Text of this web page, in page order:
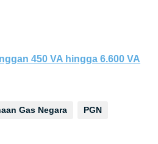
450 VA hingga 6.600 VA
Gas Negara PGN